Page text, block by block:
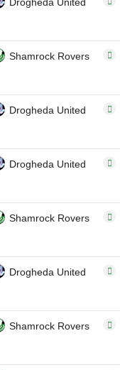
Shamrock Rovers
Drogheda United
Drogheda United
Shamrock Rovers
Drogheda United
Shamrock Rovers